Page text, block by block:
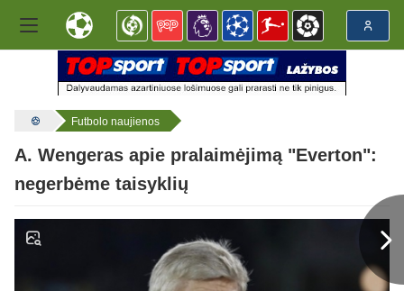
Futbolo naujienos
A. Wengeras apie pralaimėjimą "Everton":
negerbėme taisyklių